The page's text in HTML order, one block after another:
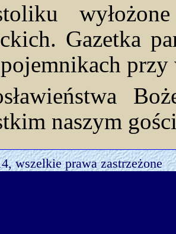
Gazetka
przy
naszym
wszelkie prawa zastrzeżone